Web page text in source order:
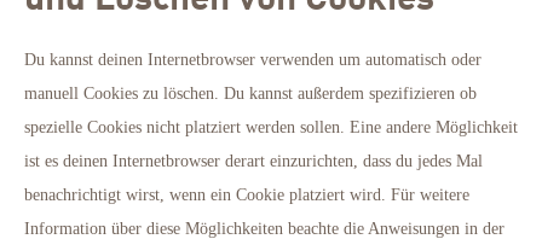
Du kannst deinen Internetbrowser verwenden um automatisch oder
manuell Cookies zu löschen. Du kannst außerdem spezifizieren ob
spezielle Cookies nicht platziert werden sollen. Eine andere Möglichkeit
ist es deinen Internetbrowser derart einzurichten, dass du jedes Mal
benachrichtigt wirst, wenn ein Cookie platziert wird. Für weitere
Information über diese Möglichkeiten beachte die Anweisungen in der